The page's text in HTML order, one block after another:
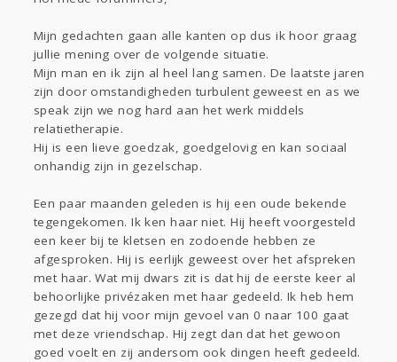
Contact
Gevraagd
Horen Doen
Zien
Lezen
Mijn gedachten gaan alle kanten op dus ik hoor graag
jullie mening over de volgende situatie.
Mijn man en ik zijn al heel lang samen. De laatste jaren
zijn door omstandigheden turbulent geweest en as we
speak zijn we nog hard aan het werk middels
relatietherapie.
Hij is een lieve goedzak, goedgelovig en kan sociaal
onhandig zijn in gezelschap.
Een paar maanden geleden is hij een oude bekende
tegengekomen. Ik ken haar niet. Hij heeft voorgesteld
een keer bij te kletsen en zodoende hebben ze
afgesproken. Hij is eerlijk geweest over het afspreken
met haar. Wat mij dwars zit is dat hij de eerste keer al
behoorlijke privézaken met haar gedeeld. Ik heb hem
gezegd dat hij voor mijn gevoel van 0 naar 100 gaat
met deze vriendschap. Hij zegt dan dat het gewoon
goed voelt en zij andersom ook dingen heeft gedeeld.